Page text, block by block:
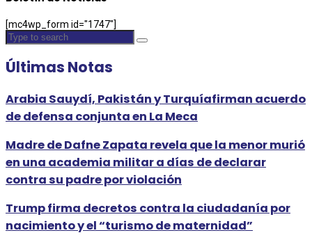
[mc4wp_form id="1747"]
Últimas Notas
Arabia Sauydí, Pakistán y Turquíafirman acuerdo
de defensa conjunta en La Meca
Madre de Dafne Zapata revela que la menor murió
en una academia militar a días de declarar
contra su padre por violación
Trump firma decretos contra la ciudadanía por
nacimiento y el “turismo de maternidad”